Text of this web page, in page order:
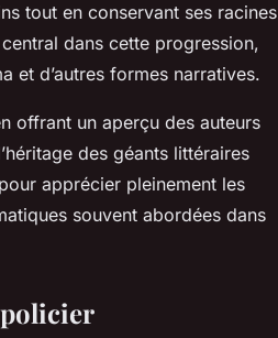
tout en conservant ses racines
dans cette progression,
et d’autres formes narratives.
offrant un aperçu des auteurs
des géants littéraires
apprécier pleinement les
souvent abordées dans